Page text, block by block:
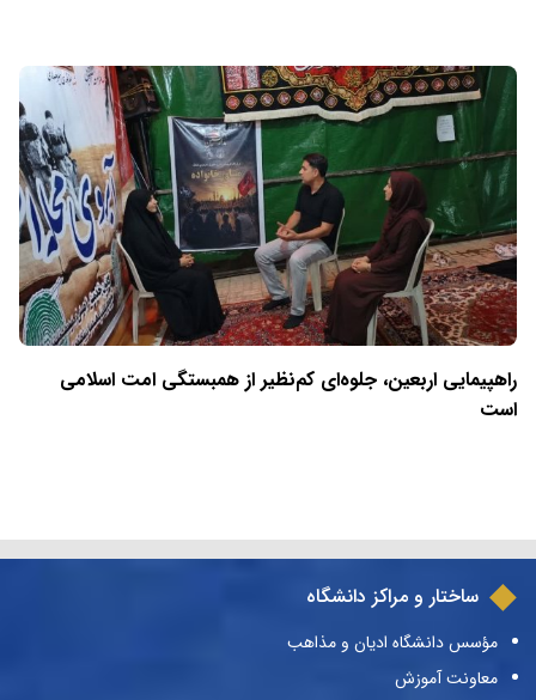
راهپیمایی اربعین، جلوه‌ای کم‌نظیر از همبستگی امت اسلامی
است
ساختار و مراکز دانشگاه
مؤسس دانشگاه ادیان و مذاهب
معاونت آموزش